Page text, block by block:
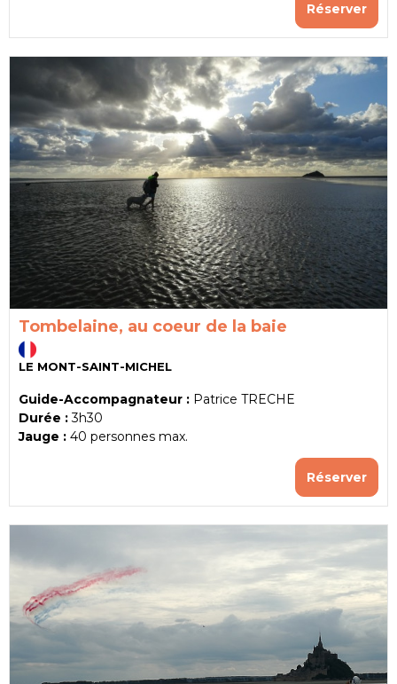
Réserver
Tombelaine, au coeur de la baie
LE MONT-SAINT-MICHEL
Guide-Accompagnateur : Patrice TRECHE
Durée : 3h30
Jauge : 40 personnes max.
Réserver